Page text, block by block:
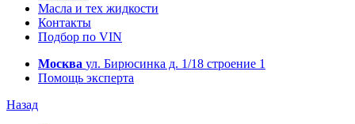
Масла и тех жидкости
Контакты
Подбор по VIN
Москва ул. Бирюсинка д. 1/18 строение 1
Помощь эксперта
Назад